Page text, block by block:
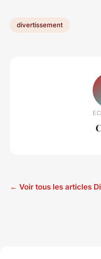
divertissement
← Voir tous les articles